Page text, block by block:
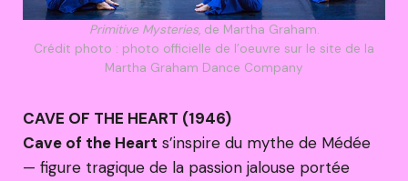
Primitive Mysteries, de Martha Graham.
Crédit photo : photo officielle de l’oeuvre sur le site de la
Martha Graham Dance Company
CAVE OF THE HEART (1946)
Cave of the Heart s’inspire du mythe de Médée
— figure tragique de la passion jalouse portée